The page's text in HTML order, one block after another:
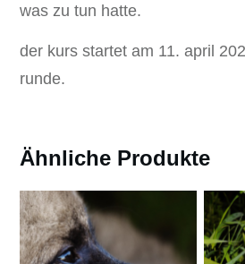
was zu tun hatte.
der kurs startet am 11. april
runde.
Ähnliche Produkte